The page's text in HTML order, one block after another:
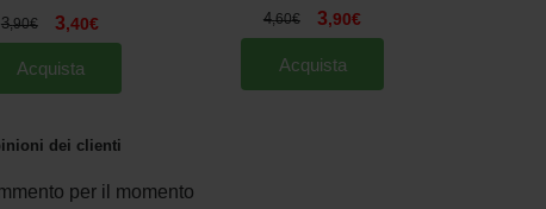
3,90€ 3,40€
Acquista
4,60€ 3,90€
Acquista
dei clienti
per il momento